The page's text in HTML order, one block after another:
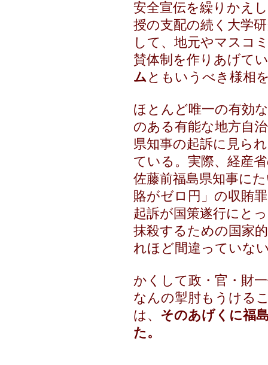
安全宣伝を繰りかえ
授の支配の続く大学
して、地元やマスコ
賛体制を作りあげて
ムともいうべき様相
ほとんど唯一の有効
のある有能な地方自
県知事の起訴に見ら
ている。実際、経産
佐藤前福島県知事に
賂がゼロ円」の収賄
起訴が国策遂行にと
抹殺するための国家
れほど間違っていな
かくして政・官・財
なんの掣肘もうける
は、 そのあげくに福
た。